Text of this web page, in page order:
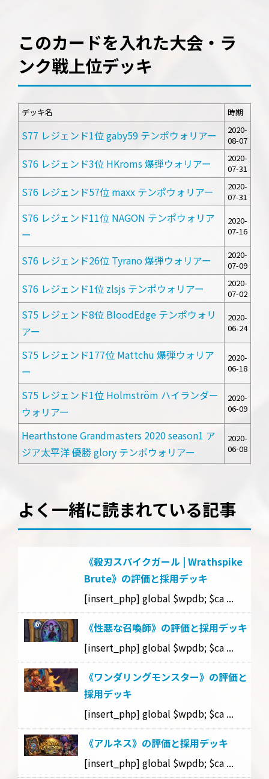
このカードを入れた大会・ラ
ンク戦上位デッキ
デッキ名 時期
S77 レジェンド1位 gaby59 テンポウォリアー
2020-
08-07
S76 レジェンド3位 HKroms 爆弾ウォリアー
2020-
07-31
S76 レジェンド57位 maxx テンポウォリアー
2020-
07-31
S76 レジェンド11位 NAGON テンポウォリア
ー
2020-
07-16
S76 レジェンド26位 Tyrano 爆弾ウォリアー
2020-
07-09
S76 レジェンド1位 zlsjs テンポウォリアー
2020-
07-02
S75 レジェンド8位 BloodEdge テンポウォリ
アー
2020-
06-24
S75 レジェンド177位 Mattchu 爆弾ウォリア
ー
2020-
06-18
S75 レジェンド1位 Holmström ハイランダー
ウォリアー
2020-
06-09
Hearthstone Grandmasters 2020 season1 ア
ジア太平洋 優勝 glory テンポウォリアー
2020-
06-08
よく一緒に読まれている記事
《殺刃スパイクガール | Wrathspike
Brute》の評価と採用デッキ
[insert_php] global $wpdb; $ca ...
《性悪な召喚師》の評価と採用デッキ
[insert_php] global $wpdb; $ca ...
《ワンダリングモンスター》の評価と
採用デッキ
[insert_php] global $wpdb; $ca ...
《アルネス》の評価と採用デッキ
[insert_php] global $wpdb; $ca ...